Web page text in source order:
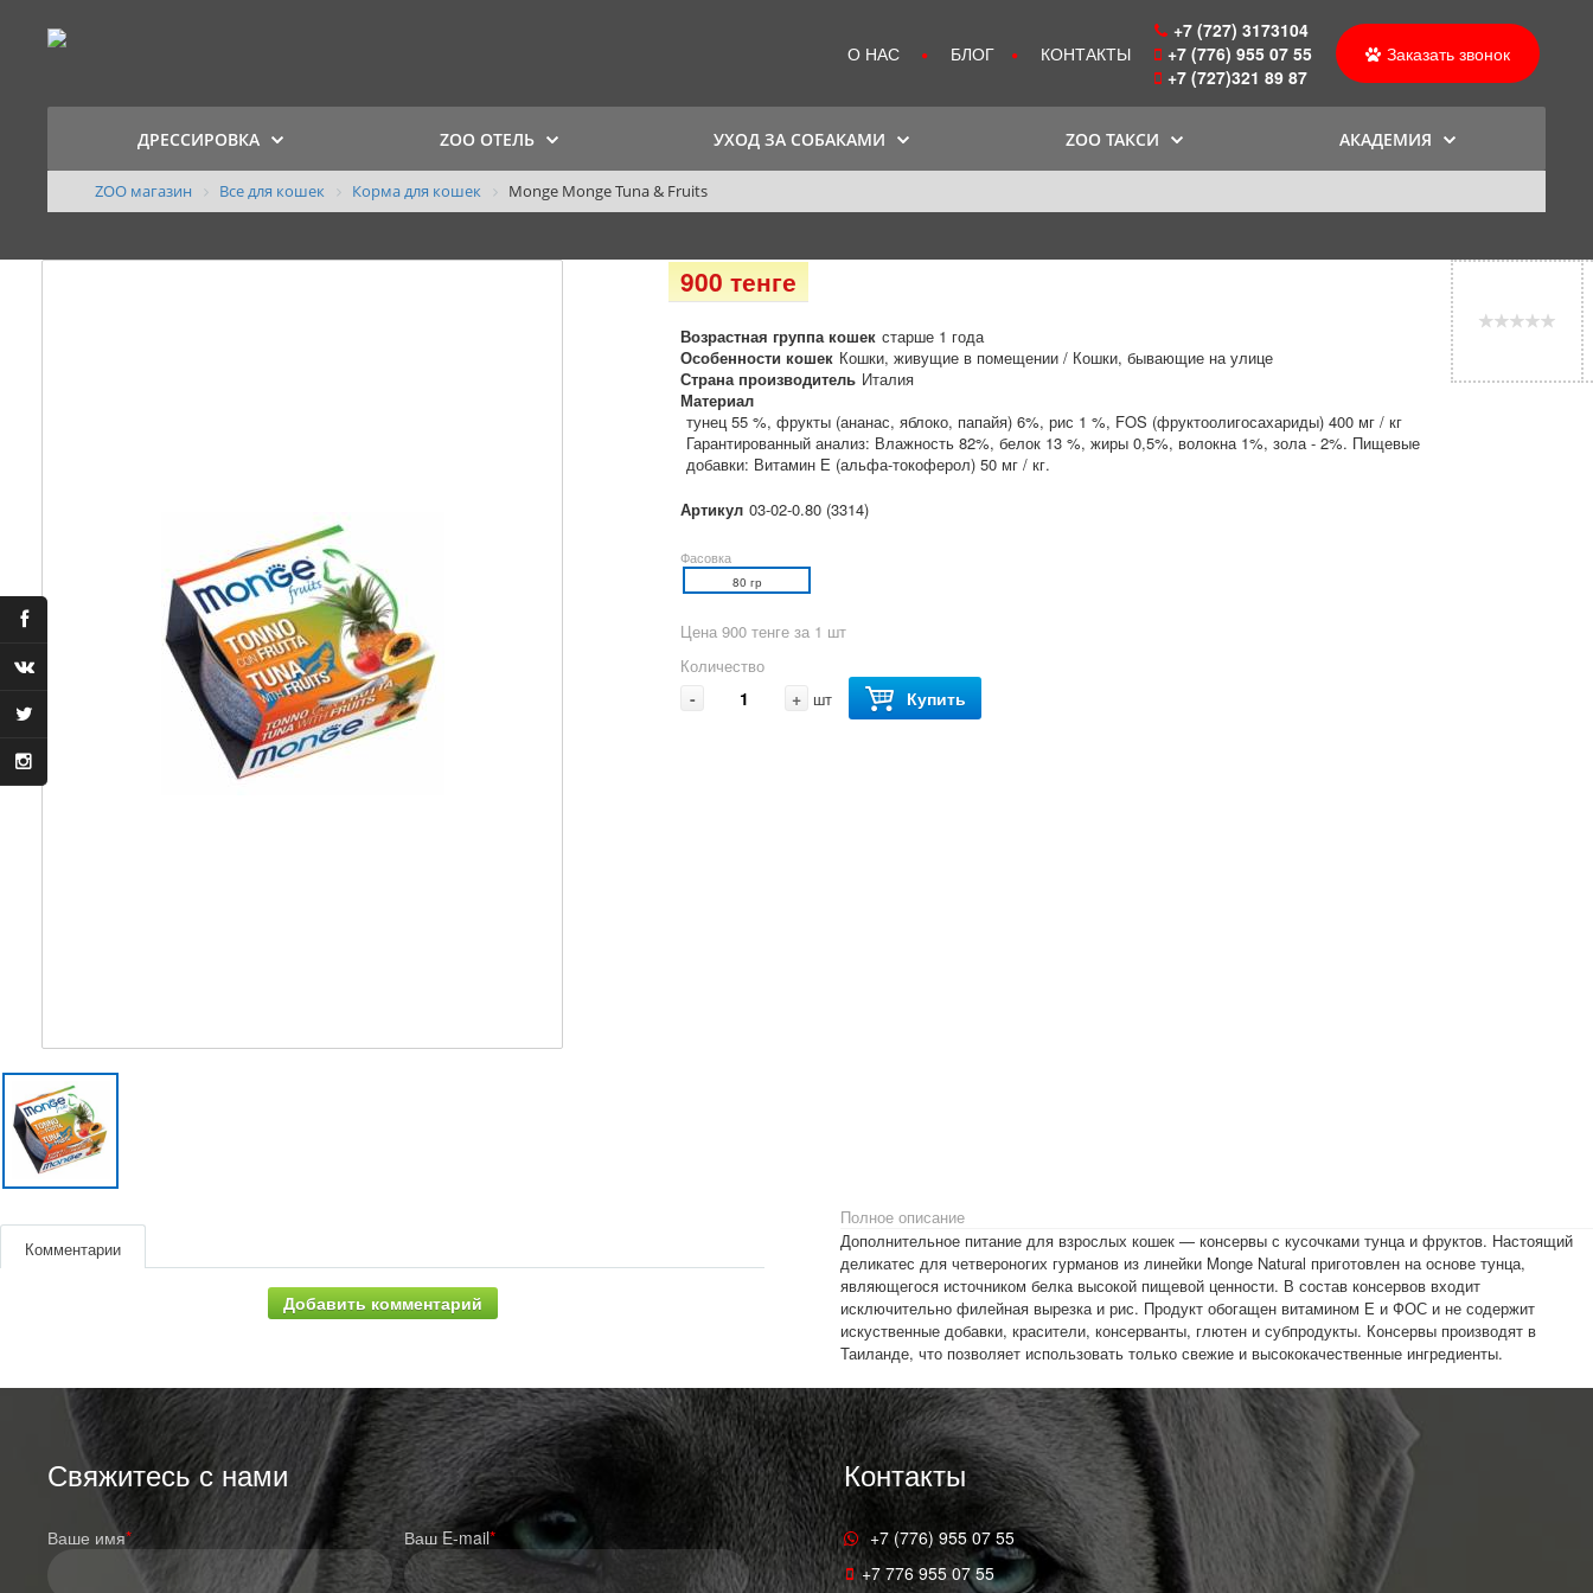
О НАС БЛОГ КОНТАКТЫ
+7 (727) 3173104
+7 (776) 955 07 55
+7 (727)321 89 87
Заказать звонок
ДРЕССИРОВКА ZOO ОТЕЛЬ УХОД ЗА СОБАКАМИ ZOO ТАКСИ АКАДЕМИЯ
ZOO магазин Все для кошек Корма для кошек Monge Monge Tuna & Fruits
900 тенге
Возрастная группа кошек старше 1 года
Особенности кошек Кошки, живущие в помещении / Кошки, бывающие на улице
Страна производитель Италия
Материал
тунец 55 %, фрукты (ананас, яблоко, папайя) 6%, рис 1 %, FOS (фруктоолигосахариды) 400 мг / кг
Гарантированный анализ: Влажность 82%, белок 13 %, жиры 0,5%, волокна 1%, зола - 2%. Пищевые
добавки: Витамин Е (альфа-токоферол) 50 мг / кг.
Артикул 03-02-0.80 (3314)
Фасовка
80 гр
Цена 900 тенге за 1 шт
Количество
- + шт Купить
Полное описание
Дополнительное питание для взрослых кошек — консервы с кусочками тунца и фруктов. Настоящий
деликатес для четвероногих гурманов из линейки Monge Natural приготовлен на основе тунца,
являющегося источником белка высокой пищевой ценности. В состав консервов входит
исключительно филейная вырезка и рис. Продукт обогащен витамином Е и ФОС и не содержит
искуственные добавки, красители, консерванты, глютен и субпродукты. Консервы производят в
Таиланде, что позволяет использовать только свежие и высококачественные ингредиенты.
Комментарии
Добавить комментарий
Свяжитесь с нами
Ваше имя* Ваш E-mail*
Контакты
+7 (776) 955 07 55
+7 776 955 07 55